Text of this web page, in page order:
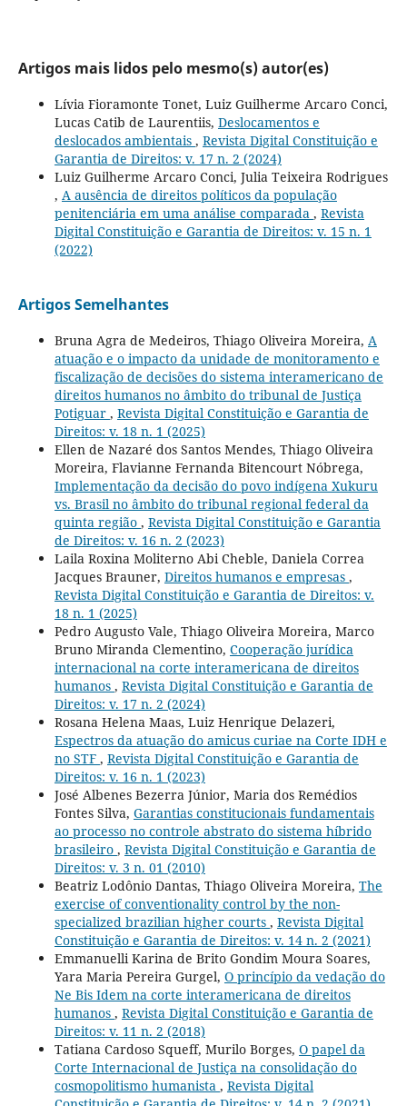
Artigos mais lidos pelo mesmo(s) autor(es)
Lívia Fioramonte Tonet, Luiz Guilherme Arcaro Conci,
Lucas Catib de Laurentiis, Deslocamentos e
deslocados ambientais , Revista Digital Constituição e
Garantia de Direitos: v. 17 n. 2 (2024)
Luiz Guilherme Arcaro Conci, Julia Teixeira Rodrigues
, A ausência de direitos políticos da população
penitenciária em uma análise comparada , Revista
Digital Constituição e Garantia de Direitos: v. 15 n. 1
(2022)
Artigos Semelhantes
Bruna Agra de Medeiros, Thiago Oliveira Moreira, A
atuação e o impacto da unidade de monitoramento e
fiscalização de decisões do sistema interamericano de
direitos humanos no âmbito do tribunal de Justiça
Potiguar , Revista Digital Constituição e Garantia de
Direitos: v. 18 n. 1 (2025)
Ellen de Nazaré dos Santos Mendes, Thiago Oliveira
Moreira, Flavianne Fernanda Bitencourt Nóbrega,
Implementação da decisão do povo indígena Xukuru
vs. Brasil no âmbito do tribunal regional federal da
quinta região , Revista Digital Constituição e Garantia
de Direitos: v. 16 n. 2 (2023)
Laila Roxina Moliterno Abi Cheble, Daniela Correa
Jacques Brauner, Direitos humanos e empresas ,
Revista Digital Constituição e Garantia de Direitos: v.
18 n. 1 (2025)
Pedro Augusto Vale, Thiago Oliveira Moreira, Marco
Bruno Miranda Clementino, Cooperação jurídica
internacional na corte interamericana de direitos
humanos , Revista Digital Constituição e Garantia de
Direitos: v. 17 n. 2 (2024)
Rosana Helena Maas, Luiz Henrique Delazeri,
Espectros da atuação do amicus curiae na Corte IDH e
no STF , Revista Digital Constituição e Garantia de
Direitos: v. 16 n. 1 (2023)
José Albenes Bezerra Júnior, Maria dos Remédios
Fontes Silva, Garantias constitucionais fundamentais
ao processo no controle abstrato do sistema híbrido
brasileiro , Revista Digital Constituição e Garantia de
Direitos: v. 3 n. 01 (2010)
Beatriz Lodônio Dantas, Thiago Oliveira Moreira, The
exercise of conventionality control by the non-
specialized brazilian higher courts , Revista Digital
Constituição e Garantia de Direitos: v. 14 n. 2 (2021)
Emmanuelli Karina de Brito Gondim Moura Soares,
Yara Maria Pereira Gurgel, O princípio da vedação do
Ne Bis Idem na corte interamericana de direitos
humanos , Revista Digital Constituição e Garantia de
Direitos: v. 11 n. 2 (2018)
Tatiana Cardoso Squeff, Murilo Borges, O papel da
Corte Internacional de Justiça na consolidação do
cosmopolitismo humanista , Revista Digital